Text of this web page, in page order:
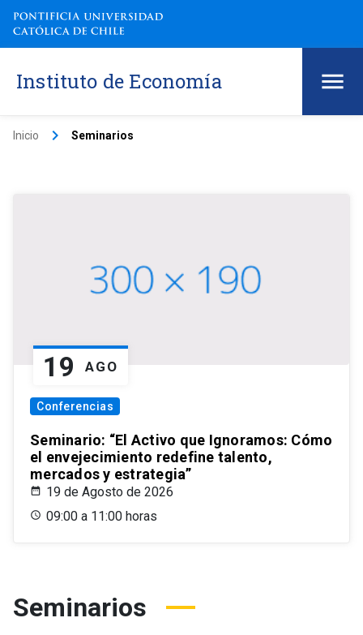
Instituto de Economía
Inicio keyboard_arrow_right Seminarios
19 AGO
Conferencias
Seminario: “El Activo que Ignoramos: Cómo
el envejecimiento redefine talento,
mercados y estrategia”
19 de Agosto de 2026
09:00 a 11:00 horas
Seminarios